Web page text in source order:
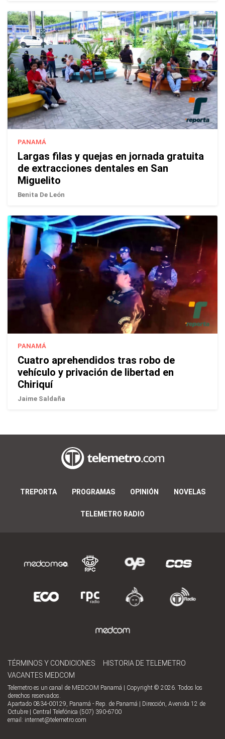
PANAMÁ
Largas filas y quejas en jornada gratuita
de extracciones dentales en San
Miguelito
Benita De León
PANAMÁ
Cuatro aprehendidos tras robo de
vehículo y privación de libertad en
Chiriquí
Jaime Saldaña
TREPORTA PROGRAMAS OPINIÓN NOVELAS
TELEMETRO RADIO
TÉRMINOS Y CONDICIONES
HISTORIA DE TELEMETRO
VACANTES MEDCOM
Telemetro es un canal de MEDCOM Panamá | Copyright © 2026. Todos los
derechos reservados.
Apartado 0834-00129, Panamá - Rep. de Panamá | Dirección, Avenida 12 de
Octubre | Central Telefónica (507) 390-6700
email: internet@telemetro.com